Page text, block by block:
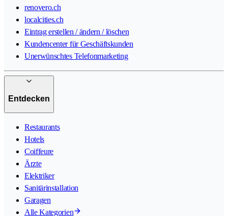
renovero.ch
localcities.ch
Eintrag erstellen / ändern / löschen
Kundencenter für Geschäftskunden
Unerwünschtes Telefonmarketing
Entdecken
Restaurants
Hotels
Coiffeure
Ärzte
Elektriker
Sanitärinstallation
Garagen
Alle Kategorien